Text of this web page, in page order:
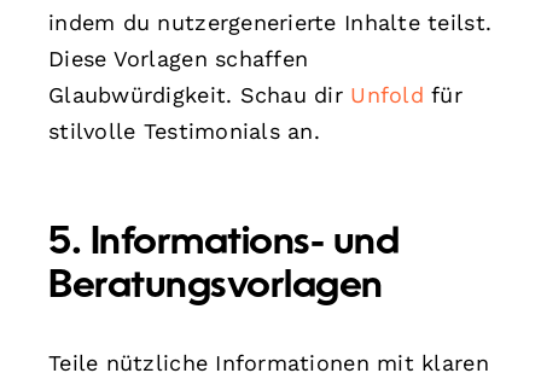
indem du nutzergenerierte Inhalte teilst.
Diese Vorlagen schaffen
Glaubwürdigkeit. Schau dir Unfold für
stilvolle Testimonials an.
5. Informations- und
Beratungsvorlagen
Teile nützliche Informationen mit klaren